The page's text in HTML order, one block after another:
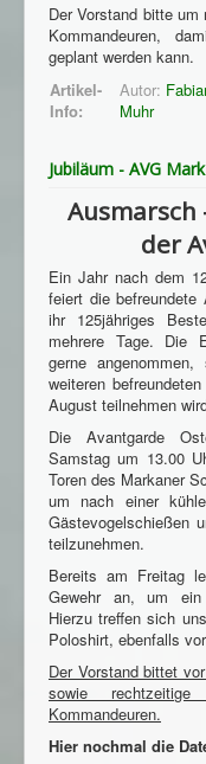
Der Vorstand bitte
Kommandeuren,
geplant werden kann.
Artikel-
Info:
Autor:
Muhr
Jubiläum - AVG Mark
Ausmarsch
der
Ein Jahr nach dem
feiert die befreundete
ihr 125jähriges
mehrere Tage. Die
gerne
weiteren
August teilnehmen
Die Avantgarde
Samstag um 13.00
Toren des Markaner
um nach einer
Gästevogelschießen
teilzunehmen.
Bereits am Freitag
Gewehr an, um ein
Hierzu treffen sich
Poloshirt, ebenfalls
Der Vorstand bittet
sowie
Kommandeuren.
Hier nochmal die